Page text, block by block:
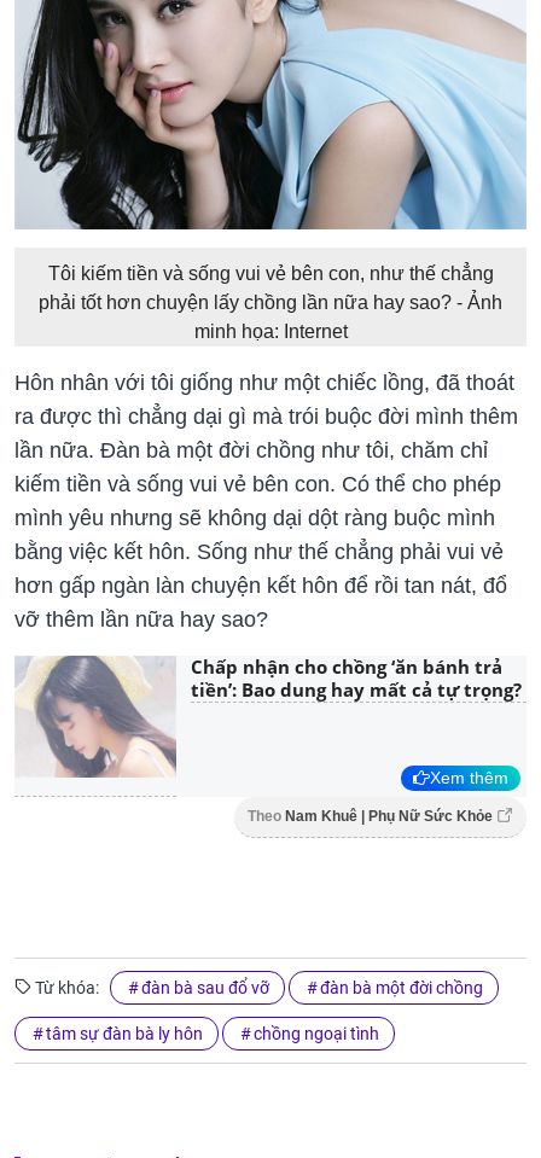
Tôi kiếm tiền và sống vui vẻ bên con, như thế chẳng
phải tốt hơn chuyện lấy chồng lần nữa hay sao? - Ảnh
minh họa: Internet
Hôn nhân với tôi giống như một chiếc lồng, đã thoát
ra được thì chẳng dại gì mà trói buộc đời mình thêm
lần nữa. Đàn bà một đời chồng như tôi, chăm chỉ
kiếm tiền và sống vui vẻ bên con. Có thể cho phép
mình yêu nhưng sẽ không dại dột ràng buộc mình
bằng việc kết hôn. Sống như thế chẳng phải vui vẻ
hơn gấp ngàn làn chuyện kết hôn để rồi tan nát, đổ
vỡ thêm lần nữa hay sao?
Chấp nhận cho chồng ‘ăn bánh trả
tiền’: Bao dung hay mất cả tự trọng?
Xem thêm
Theo Nam Khuê | Phụ Nữ Sức Khỏe
Từ khóa: đàn bà sau đổ vỡ đàn bà một đời chồng
tâm sự đàn bà ly hôn chồng ngoại tình